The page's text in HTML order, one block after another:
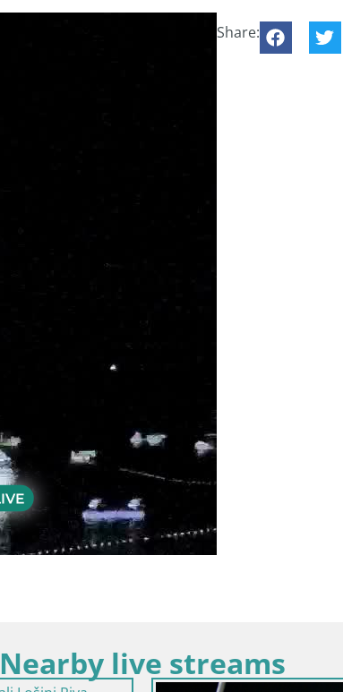
Share:
Nearby live streams